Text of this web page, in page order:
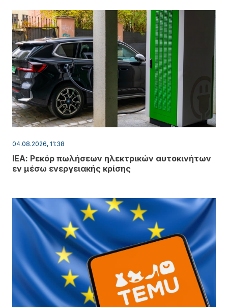
04.08.2026, 11:38
ΙΕΑ: Ρεκόρ πωλήσεων ηλεκτρικών αυτοκινήτων
εν μέσω ενεργειακής κρίσης